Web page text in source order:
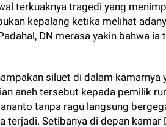
terkuaknya tragedi yang
kepalang ketika melihat
DN merasa yakin bahwa ia
siluet di dalam kamarnya
aneh tersebut kepada pemilik
tanpa ragu langsung
terjadi. Setibanya di depan kamar